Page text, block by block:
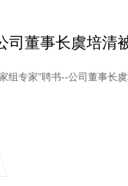
司董事长虞培清